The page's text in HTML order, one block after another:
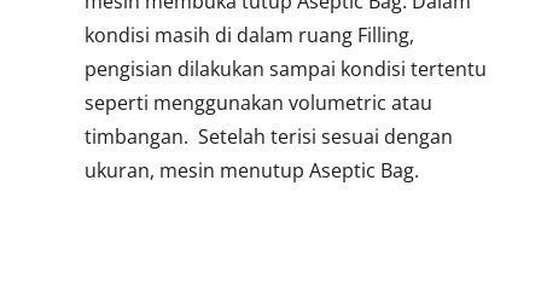
kondisi masih di dalam ruang Filling,
pengisian dilakukan sampai kondisi tertentu
seperti menggunakan volumetric atau
timbangan. Setelah terisi sesuai dengan
ukuran, mesin menutup Aseptic Bag.